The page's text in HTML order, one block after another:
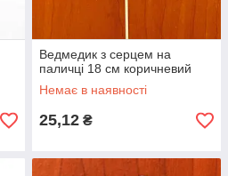
Ведмедик з серцем на
паличці 18 см коричневий
Немає в наявності
25,12 ₴